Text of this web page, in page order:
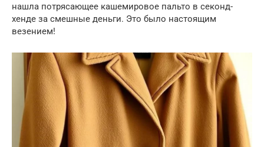
нашла потрясающее кашемировое пальто в секонд-
хенде за смешные деньги. Это было настоящим
везением!